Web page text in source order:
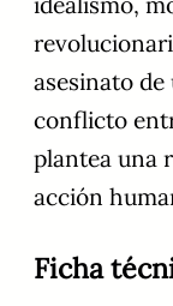
asesinato
conflicto
plantea una
acción
Ficha